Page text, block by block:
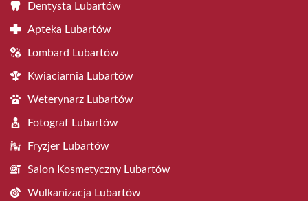
Dentysta Lubartów
Apteka Lubartów
Lombard Lubartów
Kwiaciarnia Lubartów
Weterynarz Lubartów
Fotograf Lubartów
Fryzjer Lubartów
Salon Kosmetyczny Lubartów
Wulkanizacja Lubartów